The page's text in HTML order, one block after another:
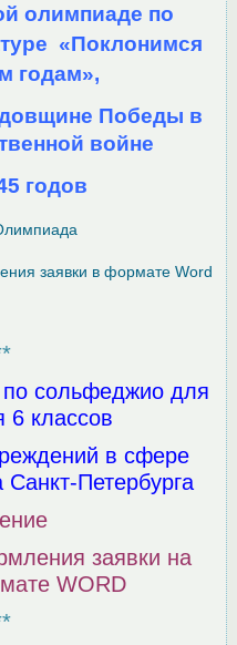
олимпиаде по
«Поклонимся
годам»,
Победы в
войне
годов
заявки в формате Word
сольфеджио для
6 классов
в сфере
Санкт-Петербурга
заявки на
WORD